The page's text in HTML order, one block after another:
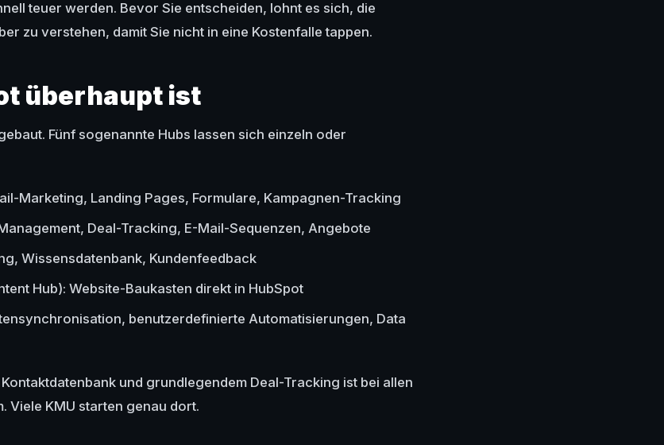
teuer werden. Bevor Sie entscheiden, lohnt es sich, die
zu verstehen, damit Sie nicht in eine Kostenfalle tappen.
überhaupt ist
Fünf sogenannte Hubs lassen sich einzeln oder
Marketing, Landing Pages, Formulare, Kampagnen-Tracking
Deal-Tracking, E-Mail-Sequenzen, Angebote
Wissensdatenbank, Kundenfeedback
Hub): Website-Baukasten direkt in HubSpot
benutzerdefinierte Automatisierungen, Data
und grundlegendem Deal-Tracking ist bei allen
Viele KMU starten genau dort.